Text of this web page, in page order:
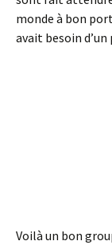
monde à bon
avait besoin
Voilà un bon